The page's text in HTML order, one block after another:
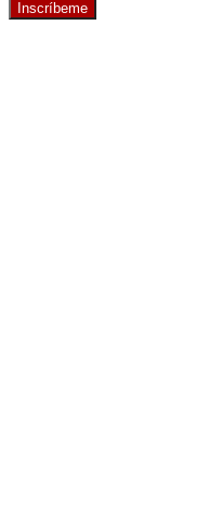
Inscríbeme